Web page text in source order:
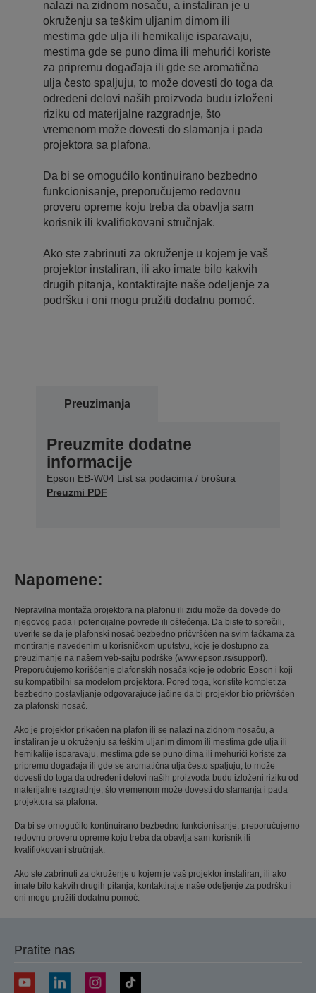
nalazi na zidnom nosaču, a instaliran je u
okruženju sa teškim uljanim dimom ili
mestima gde ulja ili hemikalije isparavaju,
mestima gde se puno dima ili mehurići koriste
za pripremu događaja ili gde se aromatična
ulja često spaljuju, to može dovesti do toga da
određeni delovi naših proizvoda budu izloženi
riziku od materijalne razgradnje, što
vremenom može dovesti do slamanja i pada
projektora sa plafona.
Da bi se omogućilo kontinuirano bezbedno
funkcionisanje, preporučujemo redovnu
proveru opreme koju treba da obavlja sam
korisnik ili kvalifiokovani stručnjak.
Ako ste zabrinuti za okruženje u kojem je vaš
projektor instaliran, ili ako imate bilo kakvih
drugih pitanja, kontaktirajte naše odeljenje za
podršku i oni mogu pružiti dodatnu pomoć.
Preuzimanja
Preuzmite dodatne
informacije
Epson EB-W04 List sa podacima / brošura
Preuzmi PDF
Napomene:
Nepravilna montaža projektora na plafonu ili zidu može da dovede do
njegovog pada i potencijalne povrede ili oštećenja. Da biste to sprečili,
uverite se da je plafonski nosač bezbedno pričvršćen na svim tačkama za
montiranje navedenim u korisničkom uputstvu, koje je dostupno za
preuzimanje na našem veb-sajtu podrške (www.epson.rs/support).
Preporučujemo korišćenje plafonskih nosača koje je odobrio Epson i koji
su kompatibilni sa modelom projektora. Pored toga, koristite komplet za
bezbedno postavljanje odgovarajuće jačine da bi projektor bio pričvršćen
za plafonski nosač.
Ako je projektor prikačen na plafon ili se nalazi na zidnom nosaču, a
instaliran je u okruženju sa teškim uljanim dimom ili mestima gde ulja ili
hemikalije isparavaju, mestima gde se puno dima ili mehurići koriste za
pripremu događaja ili gde se aromatična ulja često spaljuju, to može
dovesti do toga da određeni delovi naših proizvoda budu izloženi riziku od
materijalne razgradnje, što vremenom može dovesti do slamanja i pada
projektora sa plafona.
Da bi se omogućilo kontinuirano bezbedno funkcionisanje, preporučujemo
redovnu proveru opreme koju treba da obavlja sam korisnik ili
kvalifiokovani stručnjak.
Ako ste zabrinuti za okruženje u kojem je vaš projektor instaliran, ili ako
imate bilo kakvih drugih pitanja, kontaktirajte naše odeljenje za podršku i
oni mogu pružiti dodatnu pomoć.
Pratite nas